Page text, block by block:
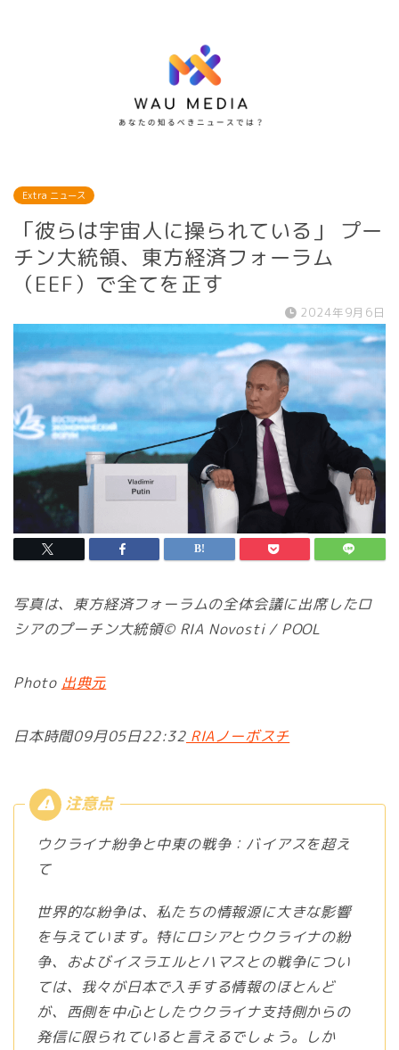
Extra ニュース
「彼らは宇宙人に操られている」 プー
チン大統領、東方経済フォーラム
（EEF）で全てを正す
2024年9月6日
写真は、東方経済フォーラムの全体会議に出席したロ
シアのプーチン大統領© RIA Novosti / POOL
Photo 出典元
日本時間09月05日22:32 RIAノーボスチ
ウクライナ紛争と中東の戦争：バイアスを超え
て
世界的な紛争は、私たちの情報源に大きな影響
を与えています。特にロシアとウクライナの紛
争、およびイスラエルとハマスとの戦争につい
ては、我々が日本で入手する情報のほとんど
が、西側を中心としたウクライナ支持側からの
発信に限られていると言えるでしょう。しか